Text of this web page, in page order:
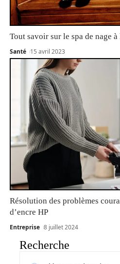
Tout savoir sur le spa de nage
Santé 15 avril 2023
Résolution des problèmes
d’encre HP
Entreprise 8 juillet 2024
Recherche